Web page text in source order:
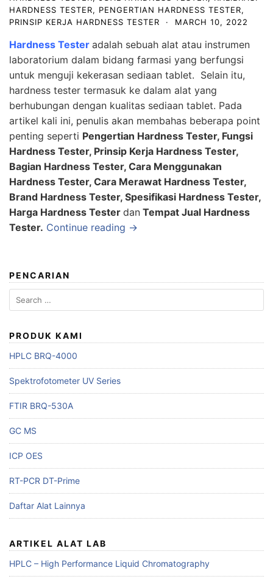
HARDNESS TESTER, PENGERTIAN HARDNESS TESTER,
PRINSIP KERJA HARDNESS TESTER
· MARCH 10, 2022
Hardness Tester adalah sebuah alat atau instrumen
laboratorium dalam bidang farmasi yang berfungsi
untuk menguji kekerasan sediaan tablet. Selain itu,
hardness tester termasuk ke dalam alat yang
berhubungan dengan kualitas sediaan tablet. Pada
artikel kali ini, penulis akan membahas beberapa point
penting seperti Pengertian Hardness Tester, Fungsi
Hardness Tester, Prinsip Kerja Hardness Tester,
Bagian Hardness Tester, Cara Menggunakan
Hardness Tester, Cara Merawat Hardness Tester,
Brand Hardness Tester, Spesifikasi Hardness Tester,
Harga Hardness Tester dan Tempat Jual Hardness
Tester. Continue reading →
PENCARIAN
Search
for:
PRODUK KAMI
HPLC BRQ-4000
Spektrofotometer UV Series
FTIR BRQ-530A
GC MS
ICP OES
RT-PCR DT-Prime
Daftar Alat Lainnya
ARTIKEL ALAT LAB
HPLC – High Performance Liquid Chromatography